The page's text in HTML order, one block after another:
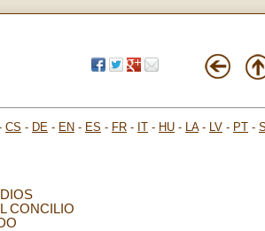
CS - DE - EN - ES - FR - IT - HU - LA- LV - PT -
CONCILIO